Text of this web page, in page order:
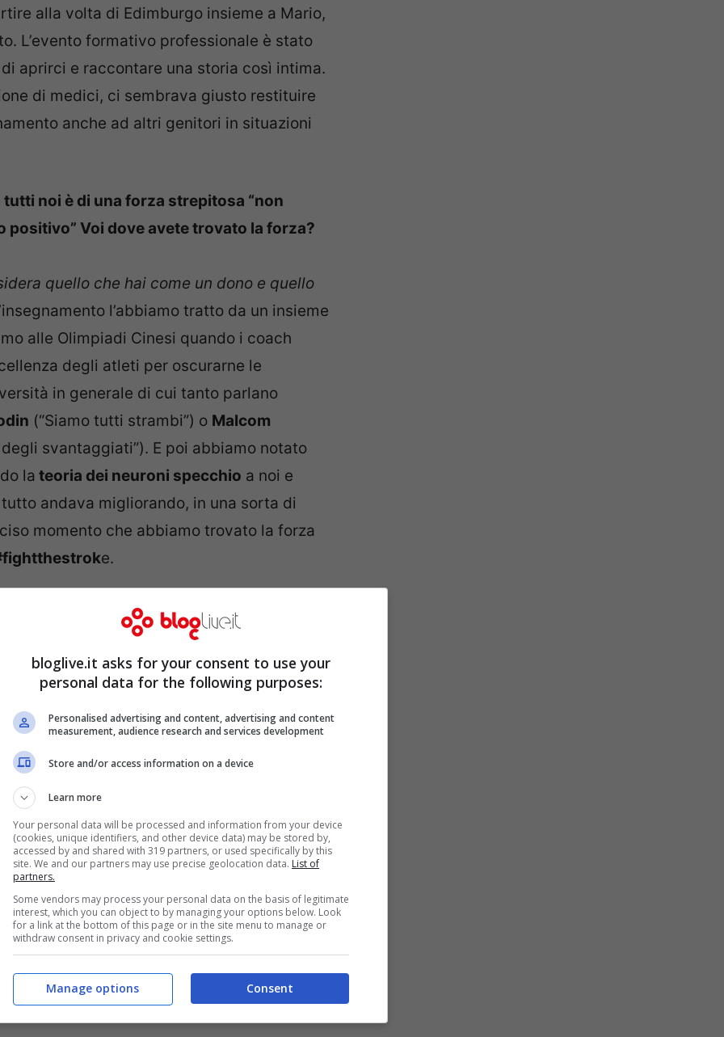
alla volta di Edimburgo insieme a Mario,
L’evento formativo professionale è stato
aprirci e raccontare una storia così intima.
di medici, ci sembrava giusto restituire
anche ad altri genitori in situazioni
noi è di una forza strepitosa “non
positivo” Voi dove avete trovato la forza?
quello che hai come un dono e quello
l’abbiamo tratto da un insieme
alle Olimpiadi Cinesi quando i coach
degli atleti per oscurarne le
in generale di cui tanto parlano
(“Siamo tutti strambi”) o Malcom
svantaggiati”). E poi abbiamo notato
la teoria dei neuroni specchio a noi e
andava migliorando, in una sorta di
momento che abbiamo trovato la forza
e.
si trova nella stessa nostra situazione,
debolezze
è stato fondamentale per noi,
di due anni e alla sua voglia di esplorare il
di Mario, cercando di svilupparlo al
questo approccio ha poi guidato
bloglive.it asks for your consent to use your
personal data for the following purposes:
Personalised advertising and content, advertising and content
measurement, audience research and services development
Store and/or access information on a device
Learn more
Your personal data will be processed and information from your device
(cookies, unique identifiers, and other device data) may be stored by,
accessed by and shared with 319 partners, or used specifically by this
site. We and our partners may use precise geolocation data. List of
partners.
Some vendors may process your personal data on the basis of legitimate
interest, which you can object to by managing your options below. Look
for a link at the bottom of this page or in the site menu to manage or
withdraw consent in privacy and cookie settings.
Consent
Manage options